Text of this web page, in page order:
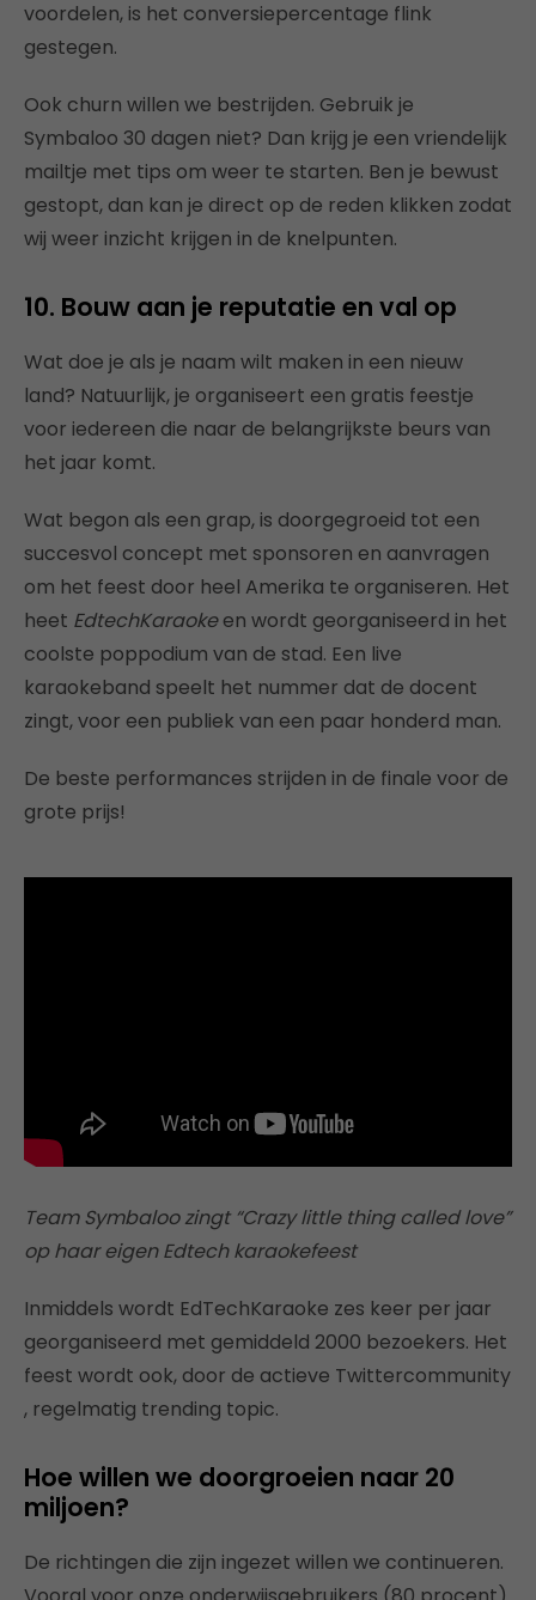
voordelen, is het conversiepercentage flink
gestegen.
Ook churn willen we bestrijden. Gebruik je
Symbaloo 30 dagen niet? Dan krijg je een vriendelijk
mailtje met tips om weer te starten. Ben je bewust
gestopt, dan kan je direct op de reden klikken zodat
wij weer inzicht krijgen in de knelpunten.
10. Bouw aan je reputatie en val op
Wat doe je als je naam wilt maken in een nieuw
land? Natuurlijk, je organiseert een gratis feestje
voor iedereen die naar de belangrijkste beurs van
het jaar komt.
Wat begon als een grap, is doorgegroeid tot een
succesvol concept met sponsoren en aanvragen
om het feest door heel Amerika te organiseren. Het
heet EdtechKaraokeen wordt georganiseerd in het
coolste poppodium van de stad. Een live
karaokeband speelt het nummer dat de docent
zingt, voor een publiek van een paar honderd man.
De beste performances strijden in de finale voor de
grote prijs!
Team Symbaloo zingt “Crazy little thing called love”
op haar eigen Edtech karaokefeest
Inmiddels wordt EdTechKaraoke zes keer per jaar
georganiseerd met gemiddeld 2000 bezoekers. Het
feest wordt ook, door de actieve Twittercommunity
, regelmatig trending topic.
Hoe willen we doorgroeien naar 20
miljoen?
De richtingen die zijn ingezet willen we continueren.